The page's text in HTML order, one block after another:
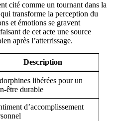
cité comme un tournant dans la
transforme la perception du
et émotions se gravent
de cet acte une source
après l’atterrissage.
Description
libérées pour un
être durable
d’accomplissement